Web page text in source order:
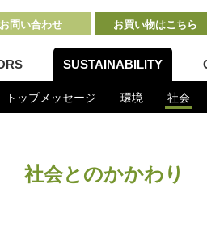
お問い合わせ お買い物はこちら
SUSTAINABILITY
トップメッセージ 環境 社会
社会とのかかわり